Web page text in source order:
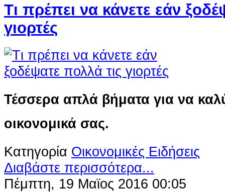
Tι πρέπει να κάνετε εάν
γιορτές
Τέσσερα απλά βήματα για να
οικονομικά σας.
Κατηγορία Οικονομικές Ειδήσεις
Διαβάστε περισσότερα...
Πέμπτη, 19 Μαϊος 2016 00:05